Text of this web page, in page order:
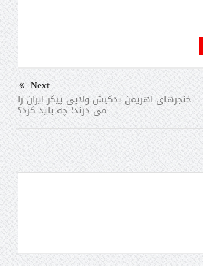
Next
خنجرهای اهریمن بدکیش ولایی پیکر ایران را
می‌ درند؛ چه باید کرد؟